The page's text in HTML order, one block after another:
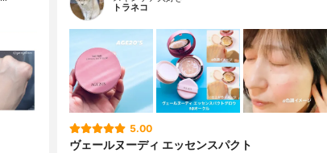
トラネコ
5.00
ヴェールヌーディ エッセンスパクト